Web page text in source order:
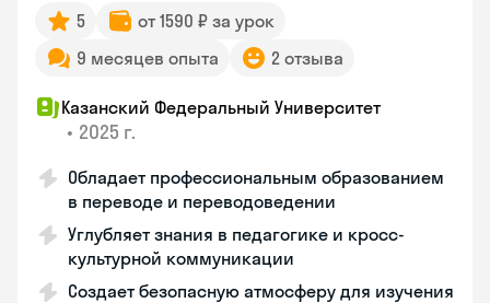
5
от 1590 ₽ за урок
9 месяцев опыта
2 отзыва
Казанский Федеральный Университет
• 2025 г.
Обладает профессиональным образованием
в переводе и переводоведении
Углубляет знания в педагогике и кросс-
культурной коммуникации
Создает безопасную атмосферу для изучения